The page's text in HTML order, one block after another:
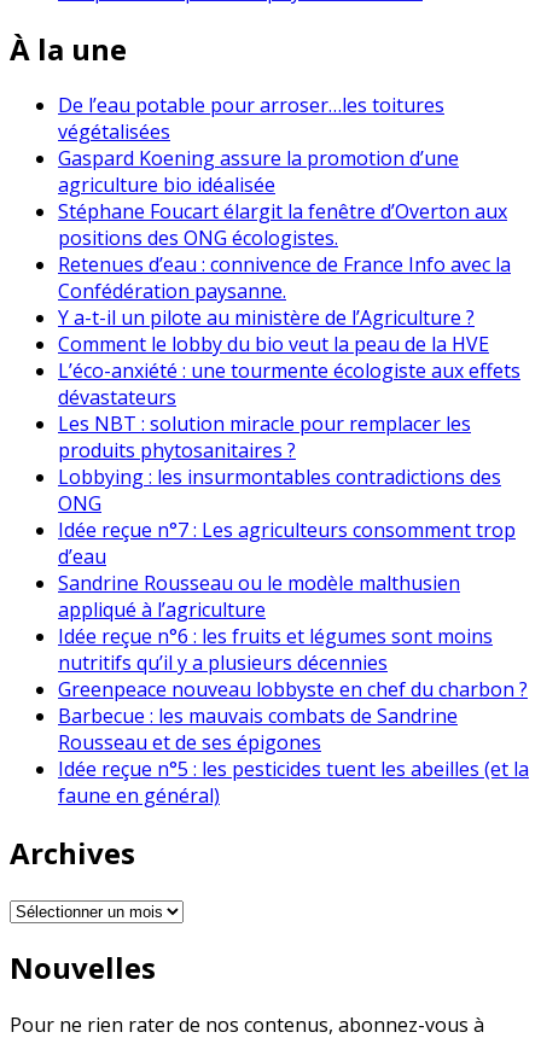
À la une
De l’eau potable pour arroser…les toitures
végétalisées
Gaspard Koening assure la promotion d’une
agriculture bio idéalisée
Stéphane Foucart élargit la fenêtre d’Overton aux
positions des ONG écologistes.
Retenues d’eau : connivence de France Info avec la
Confédération paysanne.
Y a-t-il un pilote au ministère de l’Agriculture ?
Comment le lobby du bio veut la peau de la HVE
L’éco-anxiété : une tourmente écologiste aux effets
dévastateurs
Les NBT : solution miracle pour remplacer les
produits phytosanitaires ?
Lobbying : les insurmontables contradictions des
ONG
Idée reçue n°7 : Les agriculteurs consomment trop
d’eau
Sandrine Rousseau ou le modèle malthusien
appliqué à l’agriculture
Idée reçue n°6 : les fruits et légumes sont moins
nutritifs qu’il y a plusieurs décennies
Greenpeace nouveau lobbyste en chef du charbon ?
Barbecue : les mauvais combats de Sandrine
Rousseau et de ses épigones
Idée reçue n°5 : les pesticides tuent les abeilles (et la
faune en général)
Archives
Archives
Nouvelles
Pour ne rien rater de nos contenus, abonnez-vous à